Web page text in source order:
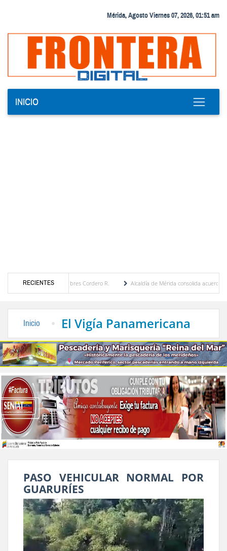
Mérida, Agosto Viernes 07, 2026, 01:51 am
INICIO
RECIENTES
María Eugenia Febres Cordero R.
Alcaldía de Mérida consolida acuerdos con
Inicio El Vigía Panamericana
PASO VEHICULAR NORMAL POR
GUARURÍES